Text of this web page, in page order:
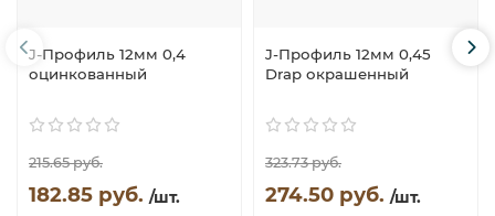
J-Профиль 12мм 0,4
оцинкованный
215.65 руб.
182.85 руб. /шт.
J-Профиль 12мм 0,45
Drap окрашенный
323.73 руб.
274.50 руб. /шт.